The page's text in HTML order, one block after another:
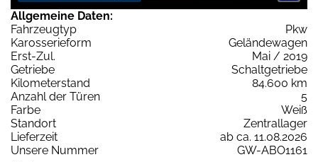
Allgemeine Daten:
Fahrzeugtyp
Pkw
Karosserieform
Geländewagen
Erst-Zul.
Mai / 2019
Getriebe
Schaltgetriebe
Kilometerstand
84.600 km
Anzahl der Türen
5
Farbe
Weiß
Standort
Zentrallager
Lieferzeit
ab ca. 11.08.2026
Unsere Nummer
GW-ABO1161